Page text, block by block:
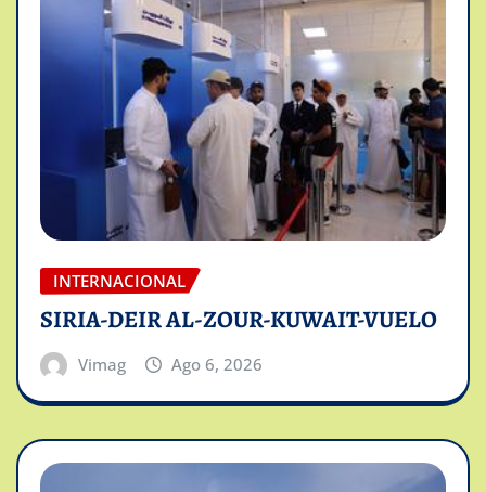
INTERNACIONAL
SIRIA-DEIR AL-ZOUR-KUWAIT-VUELO
Vimag Ago 6, 2026